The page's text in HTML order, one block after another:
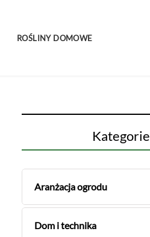
ROŚLINY DOMOWE
Kategorie
Aranżacja ogrodu
Dom i technika